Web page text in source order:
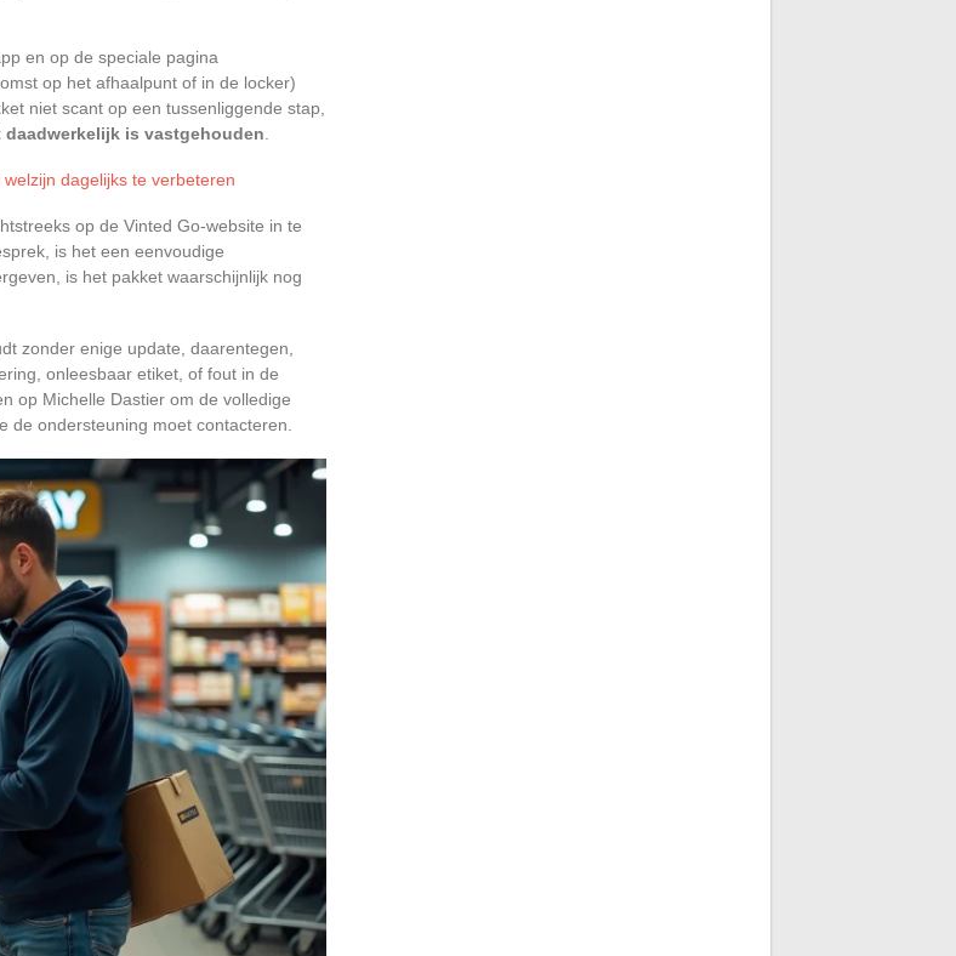
en op de speciale pagina
op het afhaalpunt of in de locker)
niet scant op een tussenliggende stap,
is vastgehouden
dagelijks te verbeteren
op de Vinted Go-website in te
is het een eenvoudige
is het pakket waarschijnlijk nog
zonder enige update, daarentegen,
onleesbaar etiket, of fout in de
op Michelle Dastier om de volledige
de ondersteuning moet contacteren.